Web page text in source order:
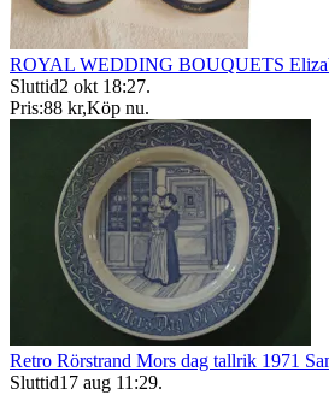
ROYAL WEDDING BOUQUETS
Sluttid2 okt 18:27.
Pris:88 kr,Köp nu.
Retro Rörstrand Mors dag tallrik 1971
Sluttid17 aug 11:29.